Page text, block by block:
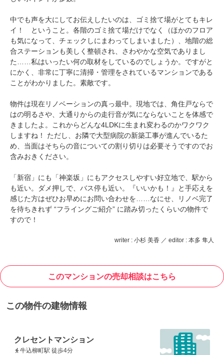
中でも声を大にしてお伝えしたいのは、ゴミ捨て場がとてもキレ
イ！ ということ。各階のゴミ捨て場だけでなく（ほかのフロア
も気になって、チェックしにまわってしまいました）、地階の総
合ステーションも美しく整頓され、さわやかな空気でありまし
た……私はいったい何の取材をしているのでしょうか。ですがと
にかく、非常に丁寧に清掃・管理をされているマンションである
ことがわかりました。素敵です。
物件は現在リノベーションの真っ最中。現地では、角住戸ならで
はの明るさや、大通りからの走行音が気にならないことを体感で
きましたよ。これからどんな4LDKに生まれ変わるのかワクワク
しますね！ ただし、お隣で大型病院の新築工事が進んでいるた
め、当面はそちらの音についての割り切りは必要そうですのでお
含みおきください。
「新宿」にも「神楽坂」にもアクセスしやすい好立地で、駅から
も近い。ダメ押しで、バス停も近い。『いいかも！』と手応えを
感じた方はぜひお早めにお問い合わせを……なにせ、リノベ完了
を待ちきれず “フライングご紹介” に踏み切ったくらいの物件で
すので！
writer : 小杉 美香 ／ editor : 本多 隼人
このマンションの売却相談はこちら
この物件の建物情報
クレセントマンション
牛込柳町駅 徒歩4分